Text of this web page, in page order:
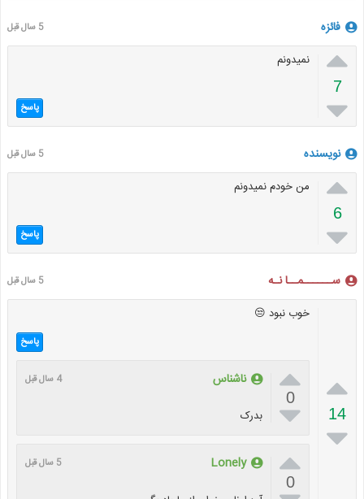
فائزه 5 سال قبل

7

نمیدونم
پاسخ
نویسنده 5 سال قبل

6

من خودم نمیدونم
پاسخ
ســــــمــا نـه 5 سال قبل

14

خوب نبود 😒
پاسخ

0

ناشناس 4 سال قبل
بدرک

0
Lonely 5 سال قبل